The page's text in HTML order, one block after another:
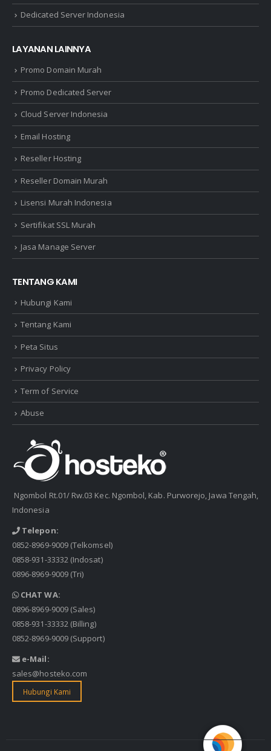
Dedicated Server Indonesia
LAYANAN LAINNYA
Promo Domain Murah
Promo Dedicated Server
Cloud Server Indonesia
Email Hosting
Reseller Hosting
Reseller Domain Murah
Lisensi Murah Indonesia
Sertifikat SSL Murah
Jasa Manage Server
TENTANG KAMI
Hubungi Kami
Tentang Kami
Peta Situs
Privacy Policy
Term of Service
Abuse
Ngombol Rt.01/ Rw.03 Kec. Ngombol, Kab. Purworejo, Jawa Tengah,
Indonesia
Telepon:
0852-8969-9009(Telkomsel)
0858-931-33332(Indosat)
0896-8969-9009(Tri)
CHAT WA:
0896-8969-9009(Sales)
0858-931-33332(Billing)
0852-8969-9009(Support)
e-Mail:
sales@hosteko.com
Hubungi Kami